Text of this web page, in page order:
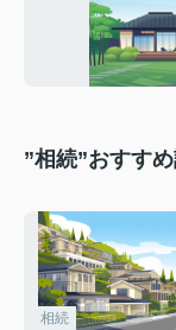
”相続”おすす
相続